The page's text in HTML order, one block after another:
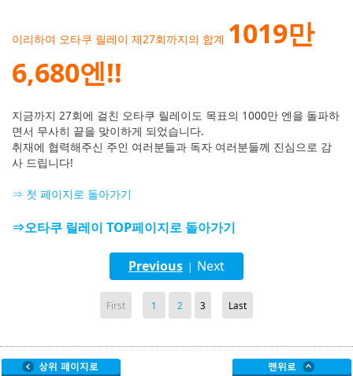
이리하여 오타쿠 릴레이 제27회까지의 합계 1019만
6,680엔!!
지금까지 27회에 걸친 오타쿠 릴레이도 목표의 1000만 엔을 돌파하
면서 무사히 끝을 맞이하게 되었습니다.
취재에 협력해주신 주인 여러분들과 독자 여러분들께 진심으로 감
사 드립니다!
⇒ 첫 페이지로 돌아가기
⇒오타쿠 릴레이 TOP페이지로 돌아가기
Previous | Next
First 1 2 3 Last